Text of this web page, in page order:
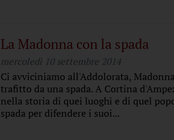
La Madonna con la spada
mercoledì 10 settembre 2014
Ci avviciniamo all'Addolorata,
trafitto da una spada. A Cortina
nella storia di quei luoghi e di quel
spada per difendere i suoi...